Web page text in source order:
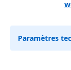
Paramètres